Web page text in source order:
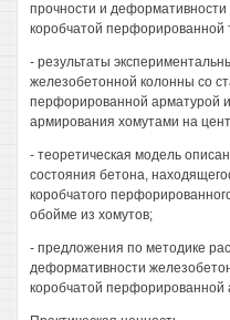
прочности и
коробчатой
- результаты
железобетонной колонны со
перфорированной арматурой
армирования хомутами на
- теоретическая модель
состояния бетона,
коробчатого
обойме из хомутов;
- предложения по методике
деформативности
коробчатой перфорированной